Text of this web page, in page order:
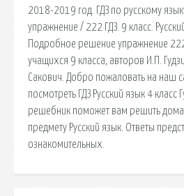
2018-2019 год. ГДЗ по русскому
упражнение / 222 ГДЗ. 9 класс.
Подробное решение упражнение
учащихся 9 класса, авторов И.П.
Сакович. Добро пожаловать на наш
посмотреть ГДЗ Русский язык 4 класс
решебник поможет вам решить
предмету Русский язык. Ответы
ознакомительных.